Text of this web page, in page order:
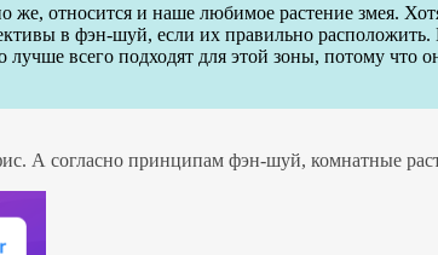
относится и наше любимое растение змея.
в фэн-шуй, если их правильно расположить.
всего подходят для этой зоны, потому что
А согласно принципам фэн-шуй, комнатные